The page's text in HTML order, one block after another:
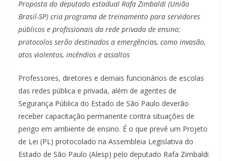
Proposta do deputado estadual Rafa Zimbaldi (União
Brasil-SP) cria programa de treinamento para servidores
públicos e profissionais da rede privada de ensino;
protocolos serão destinados a emergências, como invasão,
atos violentos, incêndios e assaltos
Professores, diretores e demais funcionários de escolas
das redes pública e privada, além de agentes de
Segurança Pública do Estado de São Paulo deverão
receber capacitação permanente contra situações de
perigo em ambiente de ensino. É o que prevê um Projeto
de Lei (PL) protocolado na Assembleia Legislativa do
Estado de São Paulo (Alesp) pelo deputado Rafa Zimbaldi